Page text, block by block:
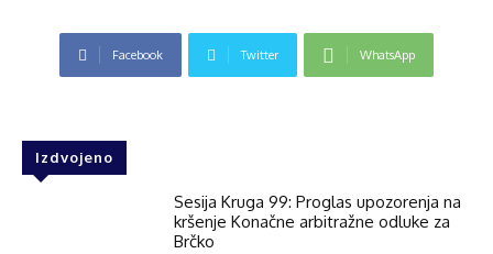
Facebook Twitter WhatsApp
Izdvojeno
Sesija Kruga 99: Proglas upozorenja na
kršenje Konačne arbitražne odluke za
Brčko